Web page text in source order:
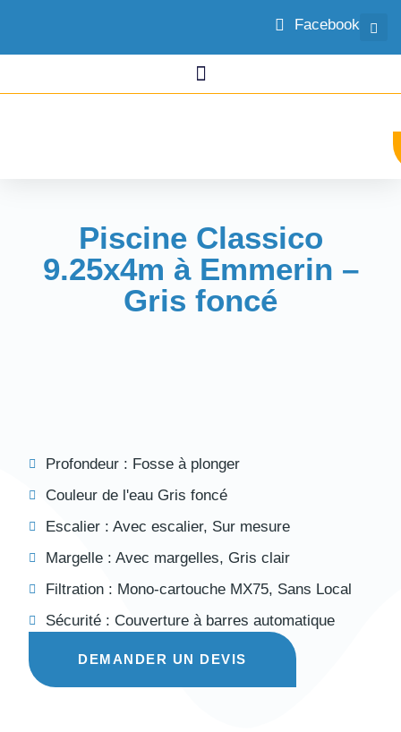
Facebook
Piscine Classico
9.25x4m à Emmerin –
Gris foncé
Profondeur : Fosse à plonger
Couleur de l'eau Gris foncé
Escalier :Avec escalier, Sur mesure
Margelle :Avec margelles, Gris clair
Filtration : Mono-cartouche MX75, Sans Local
Sécurité : Couverture à barres automatique
DEMANDER UN DEVIS